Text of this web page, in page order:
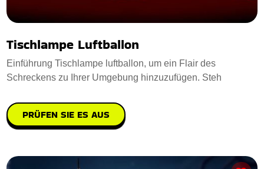
Tischlampe Luftballon
Einführung Tischlampe luftballon, um ein Flair des
Schreckens zu Ihrer Umgebung hinzuzufügen. Steh
PRÜFEN SIE ES AUS